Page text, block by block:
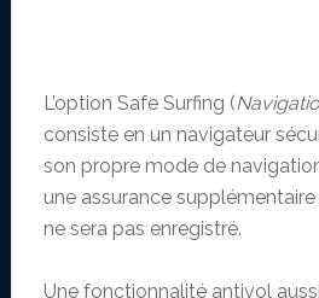
L’option Safe Surfing (
consiste en un navigateur
son propre mode de
une assurance
ne sera pas enregistré.
Une fonctionnalité antivol